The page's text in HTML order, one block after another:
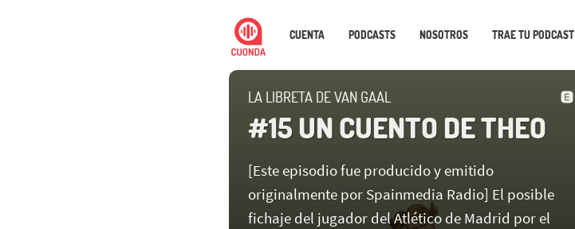
CUENTA PODCASTS NOSOTROS TRAE TU PODCAST
LA LIBRETA DE VAN GAAL
#15 UN CUENTO DE THEO
[Este episodio fue producido y emitido
originalmente por Spainmedia Radio] El posible
fichaje del jugador del Atlético de Madrid por el